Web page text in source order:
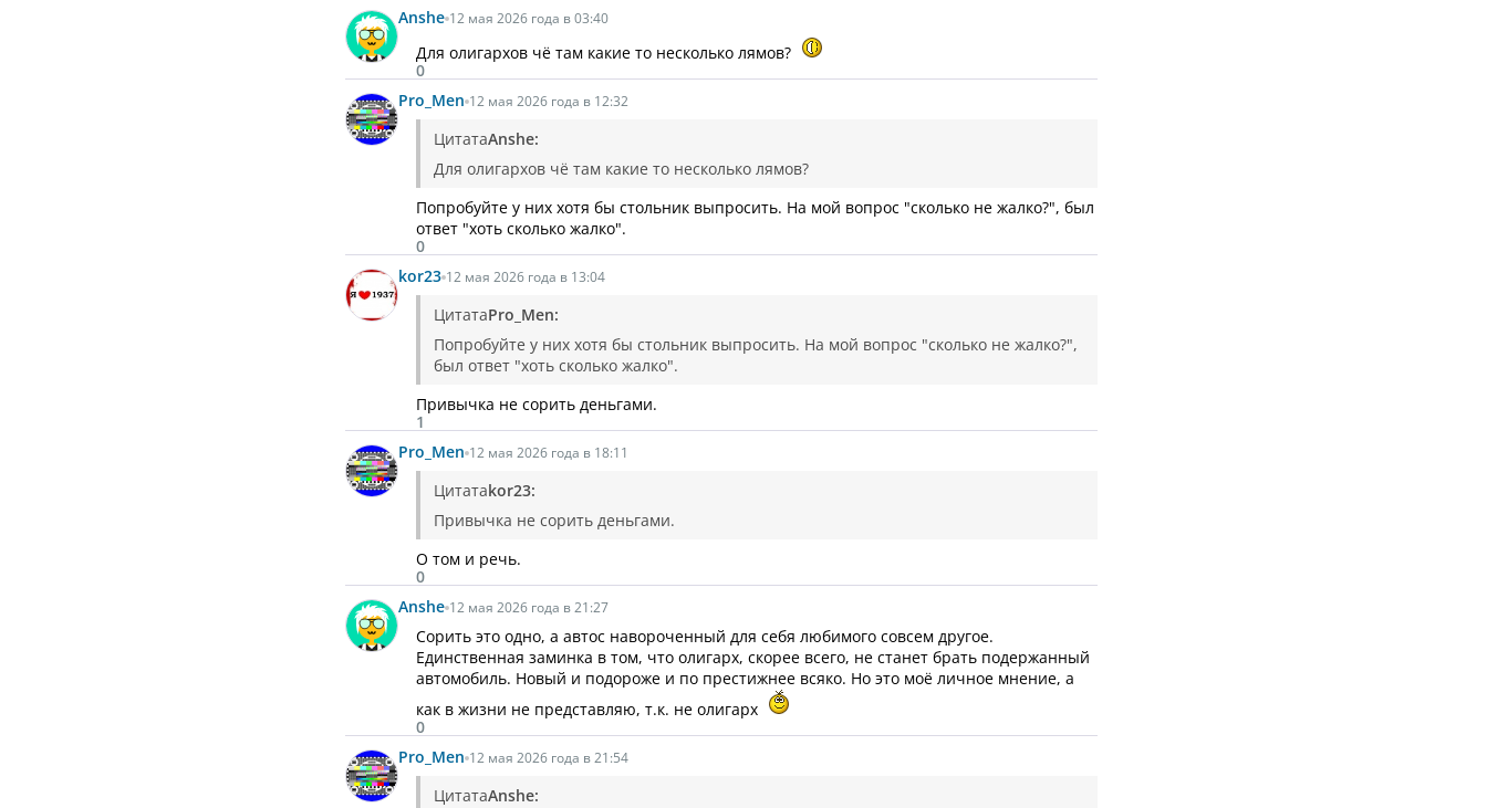
Anshe 12 мая 2026 года в 03:40
Для олигархов чё там какие то несколько лямов?
0
Pro_Men 12 мая 2026 года в 12:32
ЦитатаAnshe:
Для олигархов чё там какие то несколько лямов?
Попробуйте у них хотя бы стольник выпросить. На мой вопрос "сколько не жалко?", был
ответ "хоть сколько жалко".
0
kor23 12 мая 2026 года в 13:04
ЦитатаPro_Men:
Попробуйте у них хотя бы стольник выпросить. На мой вопрос "сколько не жалко?",
был ответ "хоть сколько жалко".
Привычка не сорить деньгами.
1
Pro_Men 12 мая 2026 года в 18:11
Цитатаkor23:
Привычка не сорить деньгами.
О том и речь.
0
Anshe 12 мая 2026 года в 21:27
Сорить это одно, а автос навороченный для себя любимого совсем другое.
Единственная заминка в том, что олигарх, скорее всего, не станет брать подержанный
автомобиль. Новый и подороже и по престижнее всяко. Но это моё личное мнение, а
как в жизни не представляю, т.к. не олигарх
0
Pro_Men 12 мая 2026 года в 21:54
ЦитатаAnshe: